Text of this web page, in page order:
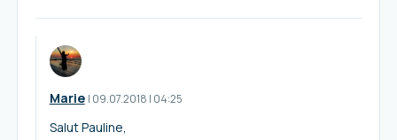
Marie I 09.07.2018 | 04:25
Salut Pauline,